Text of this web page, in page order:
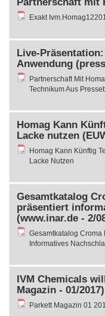
Exakt
Live-
Anwendung
Partnerschaft Mit
Technikum Aus
Homag Kann
Lacke nutzen
Homag Kann Künftig
Lacke Nutzen
Gesamtkatalog
präsentiert
(www.inar.de - 2/
Gesamtkatalog Croma
Informatives
IVM Chemicals
Magazin - 01/2017)
Parkett Magazin 01